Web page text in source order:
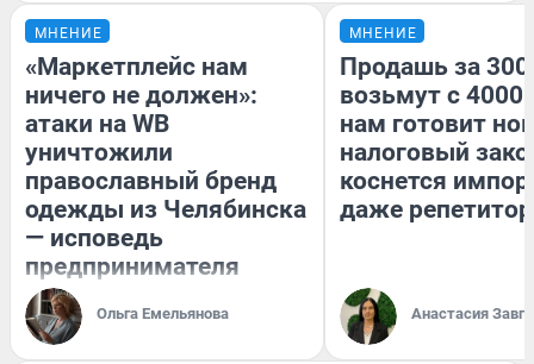
МНЕНИЕ
«Маркетплейс нам
ничего не должен»:
атаки на WB
уничтожили
православный бренд
одежды из Челябинска
— исповедь
предпринимателя
Ольга Емельянова
МНЕНИЕ
Продашь за
возьмут с
нам готовит
налоговый
коснется
даже
Анастасия